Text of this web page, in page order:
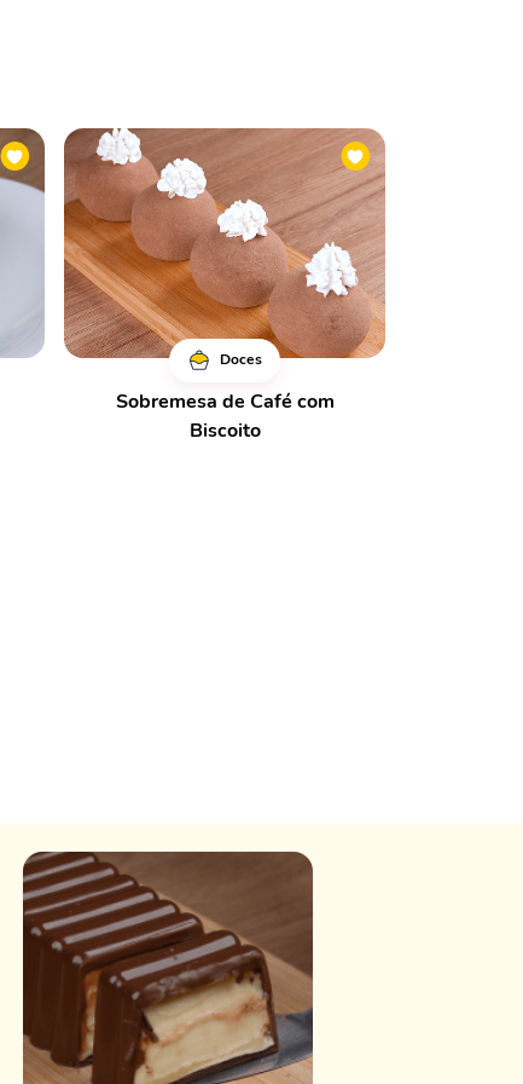
Doces
Sobremesa de Café com
Biscoito